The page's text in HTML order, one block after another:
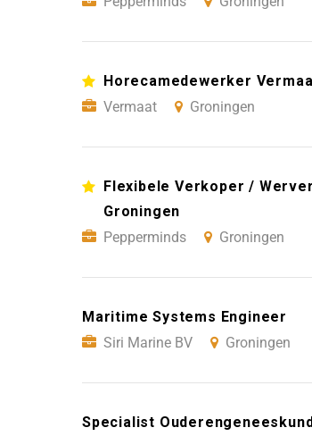
Horecamedewerker
Vermaat
Groningen
Flexibele Verkoper /
Groningen
Pepperminds
Groningen
Maritime Systems Engineer
Siri Marine BV
Groningen
Specialist